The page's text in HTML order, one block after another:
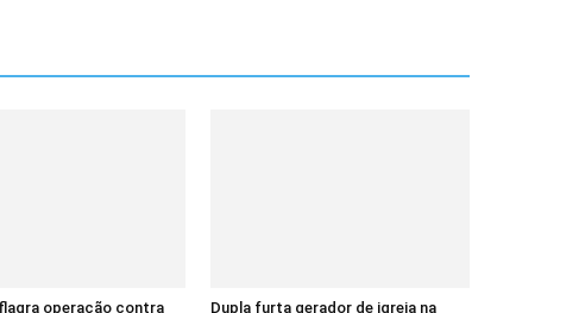
operação contra Dupla furta gerador de igreja na